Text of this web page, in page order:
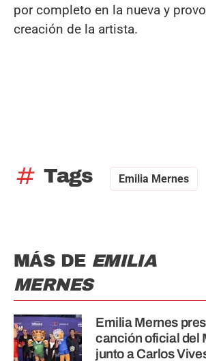
por completo en la nueva y
creación de la artista.
tag Tags Emilia Mernes
MÁS DE EMILIA
MERNES
Emilia Mernes
canción oficial del
junto a Carlos